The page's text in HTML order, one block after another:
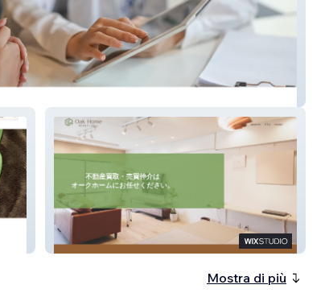
株式会社オークホーム
Mostra di più